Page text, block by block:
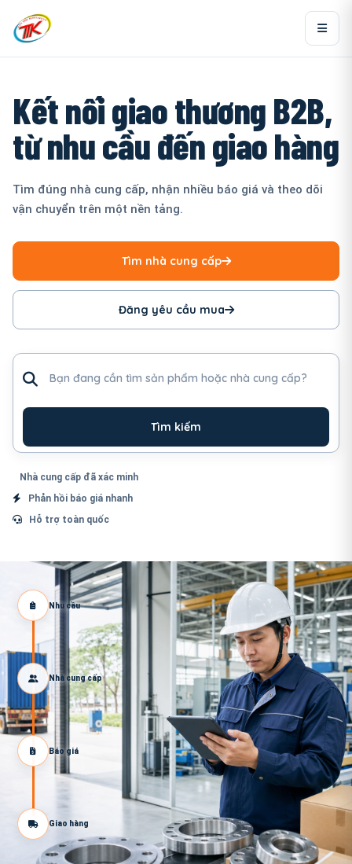
Kết nối giao thương B2B,
từ nhu cầu đến giao hàng
Tìm đúng nhà cung cấp, nhận nhiều báo giá và theo dõi
vận chuyển trên một nền tảng.
Tìm nhà cung cấp
Đăng yêu cầu mua
Tìm kiếm
Nhà cung cấp đã xác minh
Phản hồi báo giá nhanh
Hỗ trợ toàn quốc
Nhu cầu
Nhà cung cấp
Báo giá
Giao hàng